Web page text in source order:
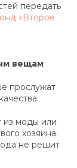
передать
«Второе
вещам
прослужат
из моды или
хозяина.
не решит